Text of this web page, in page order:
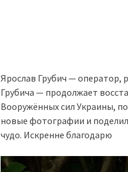
Ярослав Грубич — оператор,
Грубича — продолжает
Вооружённых сил Украины,
новые фотографии и
чудо. Искренне благодарю